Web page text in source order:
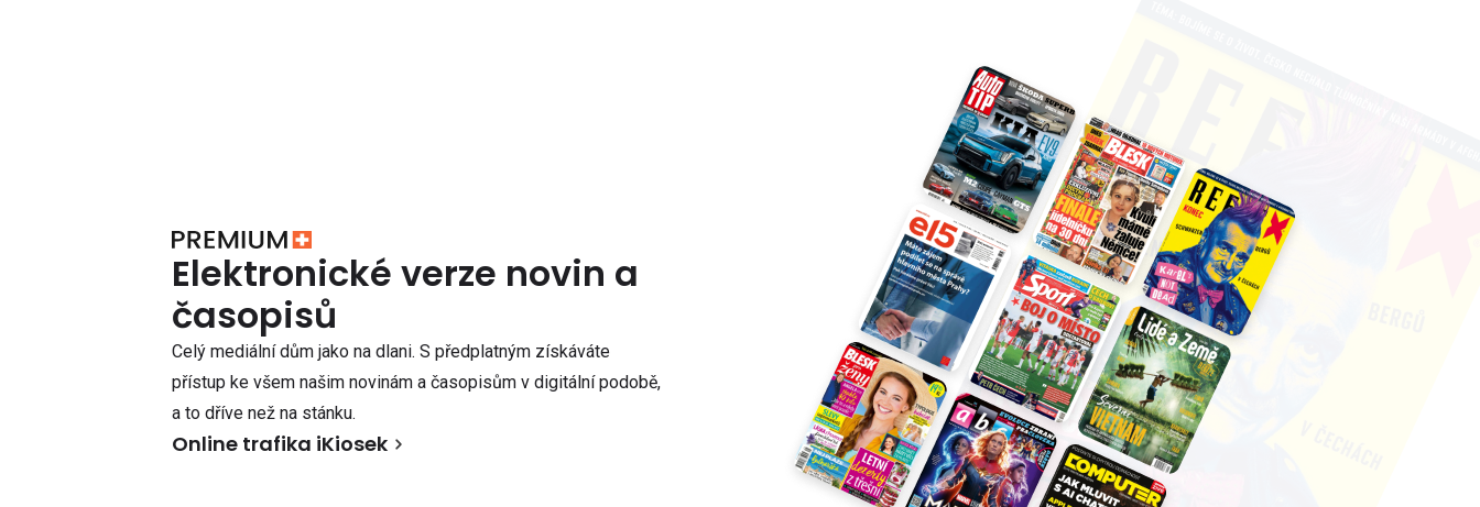
Elektronické verze novin a
časopisů
Celý mediální dům jako na dlani. S předplatným získáváte
přístup ke všem našim novinám a časopisům v digitální podobě,
a to dříve než na stánku.
Online trafika iKiosek